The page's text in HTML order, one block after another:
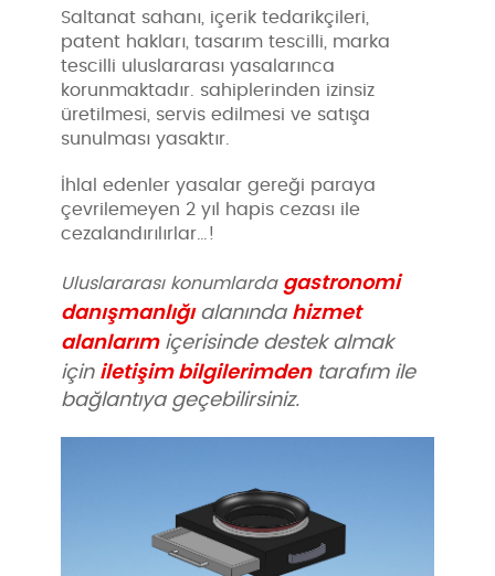
Saltanat sahanı, içerik tedarikçileri,
patent hakları, tasarım tescilli, marka
tescilli uluslararası yasalarınca
korunmaktadır. sahiplerinden izinsiz
üretilmesi, servis edilmesi ve satışa
sunulması yasaktır.
İhlal edenler yasalar gereği paraya
çevrilemeyen 2 yıl hapis cezası ile
cezalandırılırlar…!
Uluslararası konumlarda gastronomi
danışmanlığıalanında hizmet
alanlarımiçerisinde destek almak
için iletişim bilgilerimdentarafım ile
bağlantıya geçebilirsiniz.